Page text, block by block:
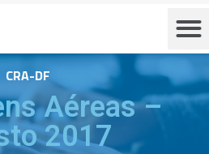
CRA-DF
Aéreas –
2017